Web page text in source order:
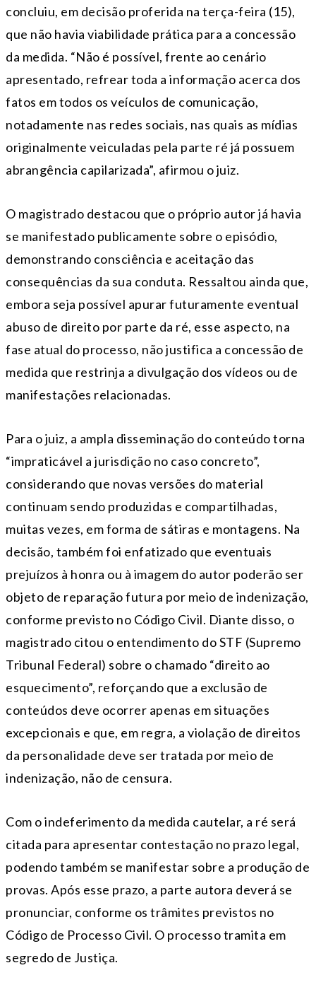
concluiu, em decisão proferida na terça-feira (15),
que não havia viabilidade prática para a concessão
da medida. “Não é possível, frente ao cenário
apresentado, refrear toda a informação acerca dos
fatos em todos os veículos de comunicação,
notadamente nas redes sociais, nas quais as mídias
originalmente veiculadas pela parte ré já possuem
abrangência capilarizada”, afirmou o juiz.
O magistrado destacou que o próprio autor já havia
se manifestado publicamente sobre o episódio,
demonstrando consciência e aceitação das
consequências da sua conduta. Ressaltou ainda que,
embora seja possível apurar futuramente eventual
abuso de direito por parte da ré, esse aspecto, na
fase atual do processo, não justifica a concessão de
medida que restrinja a divulgação dos vídeos ou de
manifestações relacionadas.
Para o juiz, a ampla disseminação do conteúdo torna
“impraticável a jurisdição no caso concreto”,
considerando que novas versões do material
continuam sendo produzidas e compartilhadas,
muitas vezes, em forma de sátiras e montagens. Na
decisão, também foi enfatizado que eventuais
prejuízos à honra ou à imagem do autor poderão ser
objeto de reparação futura por meio de indenização,
conforme previsto no Código Civil. Diante disso, o
magistrado citou o entendimento do STF (Supremo
Tribunal Federal) sobre o chamado “direito ao
esquecimento”, reforçando que a exclusão de
conteúdos deve ocorrer apenas em situações
excepcionais e que, em regra, a violação de direitos
da personalidade deve ser tratada por meio de
indenização, não de censura.
Com o indeferimento da medida cautelar, a ré será
citada para apresentar contestação no prazo legal,
podendo também se manifestar sobre a produção de
provas. Após esse prazo, a parte autora deverá se
pronunciar, conforme os trâmites previstos no
Código de Processo Civil. O processo tramita em
segredo de Justiça.